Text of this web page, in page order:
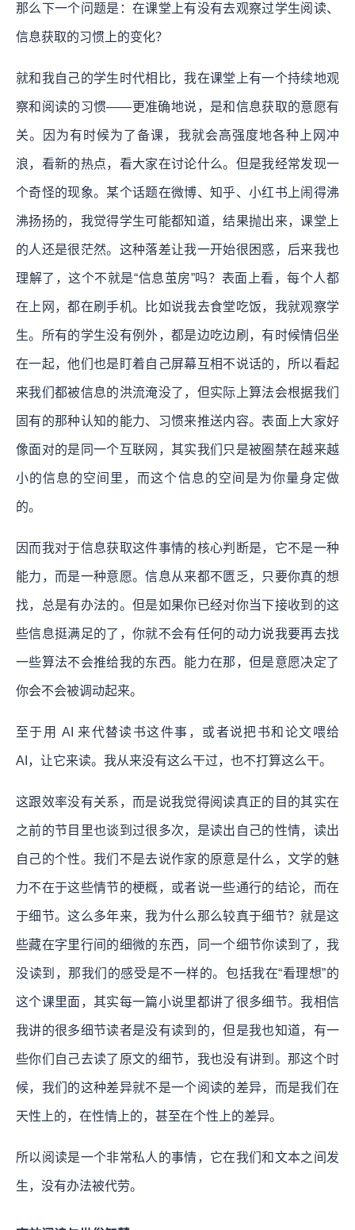
那么下一个问题是：在课堂上有没有去观察过学生阅读、
信息获取的习惯上的变化？
就和我自己的学生时代相比，我在课堂上有一个持续地观
察和阅读的习惯——更准确地说，是和信息获取的意愿有
关。因为有时候为了备课，我就会高强度地各种上网冲
浪，看新的热点，看大家在讨论什么。但是我经常发现一
个奇怪的现象。某个话题在微博、知乎、小红书上闹得沸
沸扬扬的，我觉得学生可能都知道，结果抛出来，课堂上
的人还是很茫然。这种落差让我一开始很困惑，后来我也
理解了，这个不就是“信息茧房”吗？表面上看，每个人都
在上网，都在刷手机。比如说我去食堂吃饭，我就观察学
生。所有的学生没有例外，都是边吃边刷，有时候情侣坐
在一起，他们也是盯着自己屏幕互相不说话的，所以看起
来我们都被信息的洪流淹没了，但实际上算法会根据我们
固有的那种认知的能力、习惯来推送内容。表面上大家好
像面对的是同一个互联网，其实我们只是被圈禁在越来越
小的信息的空间里，而这个信息的空间是为你量身定做
的。
因而我对于信息获取这件事情的核心判断是，它不是一种
能力，而是一种意愿。信息从来都不匮乏，只要你真的想
找，总是有办法的。但是如果你已经对你当下接收到的这
些信息挺满足的了，你就不会有任何的动力说我要再去找
一些算法不会推给我的东西。能力在那，但是意愿决定了
你会不会被调动起来。
至于用 AI 来代替读书这件事，或者说把书和论文喂给
AI，让它来读。我从来没有这么干过，也不打算这么干。
这跟效率没有关系，而是说我觉得阅读真正的目的其实在
之前的节目里也谈到过很多次，是读出自己的性情，读出
自己的个性。我们不是去说作家的原意是什么，文学的魅
力不在于这些情节的梗概，或者说一些通行的结论，而在
于细节。这么多年来，我为什么那么较真于细节？就是这
些藏在字里行间的细微的东西，同一个细节你读到了，我
没读到，那我们的感受是不一样的。包括我在“看理想”的
这个课里面，其实每一篇小说里都讲了很多细节。我相信
我讲的很多细节读者是没有读到的，但是我也知道，有一
些你们自己去读了原文的细节，我也没有讲到。那这个时
候，我们的这种差异就不是一个阅读的差异，而是我们在
天性上的，在性情上的，甚至在个性上的差异。
所以阅读是一个非常私人的事情，它在我们和文本之间发
生，没有办法被代劳。